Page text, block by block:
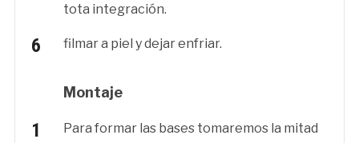
tota integración.
filmar a piel y dejar enfriar.
Montaje
Para formar las bases tomaremos la mitad